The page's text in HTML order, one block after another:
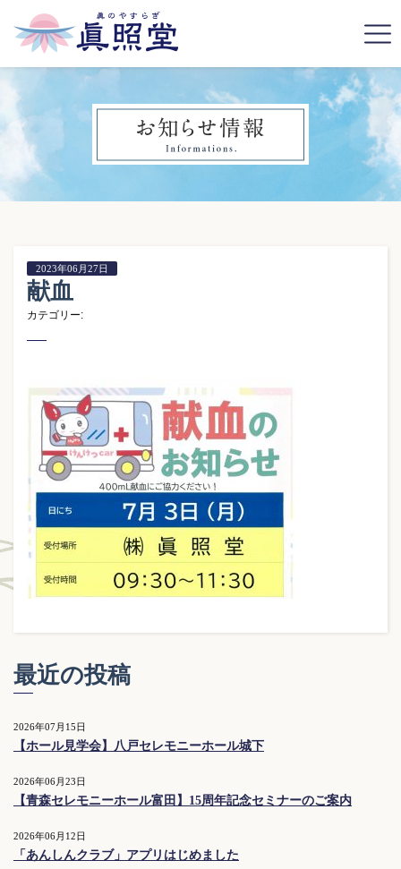
2023年06月27日
献血
カテゴリー:
最近の投稿
2026年07月15日
【ホール見学会】八戸セレモニーホール城下
2026年06月23日
【青森セレモニーホール富田】15周年記念セミナーのご案内
2026年06月12日
「あんしんクラブ」アプリはじめました